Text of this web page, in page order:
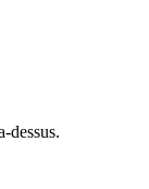
dessus.